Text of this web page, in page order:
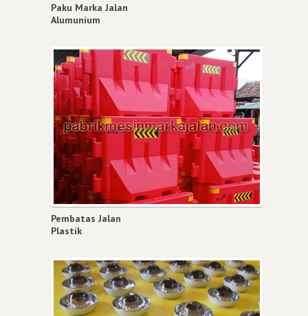
Paku Marka Jalan
Alumunium
Pembatas Jalan
Plastik